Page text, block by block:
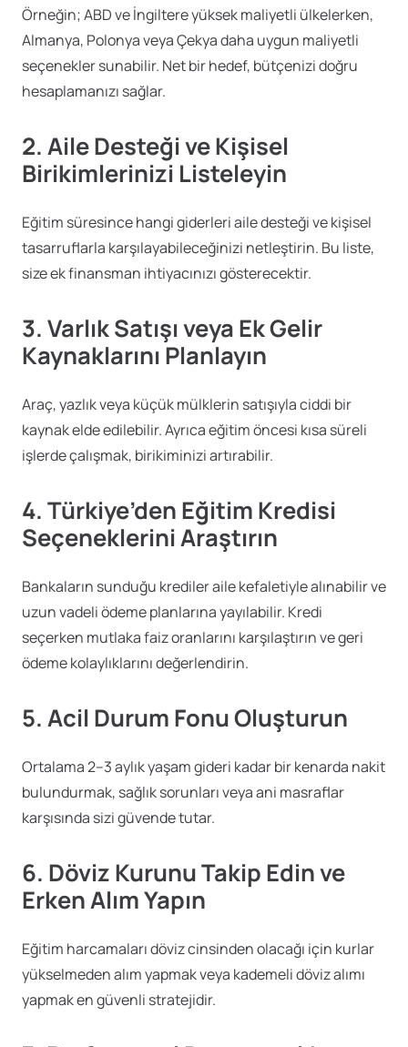
Örneğin; ABD ve İngiltere yüksek maliyetli ülkelerken,
Almanya, Polonya veya Çekya daha uygun maliyetli
seçenekler sunabilir. Net bir hedef, bütçenizi doğru
hesaplamanızı sağlar.
2. Aile Desteği ve Kişisel
Birikimlerinizi Listeleyin
Eğitim süresince hangi giderleri aile desteği ve kişisel
tasarruflarla karşılayabileceğinizi netleştirin. Bu liste,
size ek finansman ihtiyacınızı gösterecektir.
3. Varlık Satışı veya Ek Gelir
Kaynaklarını Planlayın
Araç, yazlık veya küçük mülklerin satışıyla ciddi bir
kaynak elde edilebilir. Ayrıca eğitim öncesi kısa süreli
işlerde çalışmak, birikiminizi artırabilir.
4. Türkiye’den Eğitim Kredisi
Seçeneklerini Araştırın
Bankaların sunduğu krediler aile kefaletiyle alınabilir ve
uzun vadeli ödeme planlarına yayılabilir. Kredi
seçerken mutlaka faiz oranlarını karşılaştırın ve geri
ödeme kolaylıklarını değerlendirin.
5. Acil Durum Fonu Oluşturun
Ortalama 2–3 aylık yaşam gideri kadar bir kenarda nakit
bulundurmak, sağlık sorunları veya ani masraflar
karşısında sizi güvende tutar.
6. Döviz Kurunu Takip Edin ve
Erken Alım Yapın
Eğitim harcamaları döviz cinsinden olacağı için kurlar
yükselmeden alım yapmak veya kademeli döviz alımı
yapmak en güvenli stratejidir.